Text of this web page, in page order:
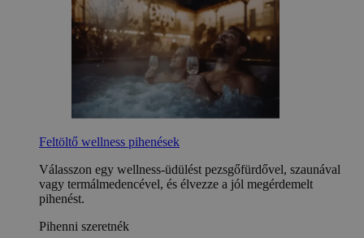
Feltöltő wellness pihenések
Válasszon egy wellness-üdülést pezsgőfürdővel, szaunával
vagy termálmedencével, és élvezze a jól megérdemelt
pihenést.
Pihenni szeretnék